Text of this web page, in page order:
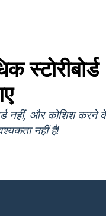
स्टोरीबोर्ड
नहीं, और कोशिश करने
नहीं है!